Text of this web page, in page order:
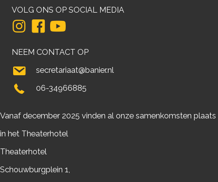
VOLG ONS OP SOCIAL MEDIA
NEEM CONTACT OP
secretariaat@banier.nl
06-34966885
Vanaf december 2025 vinden al onze samenkomsten plaats
in het Theaterhotel
Theaterhotel
Schouwburgplein 1,